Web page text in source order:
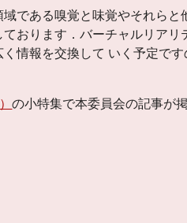
である嗅覚と味覚やそれら
おります．バーチャルリアリ
情報を交換して いく予定で
の小特集で本委員会の記事が